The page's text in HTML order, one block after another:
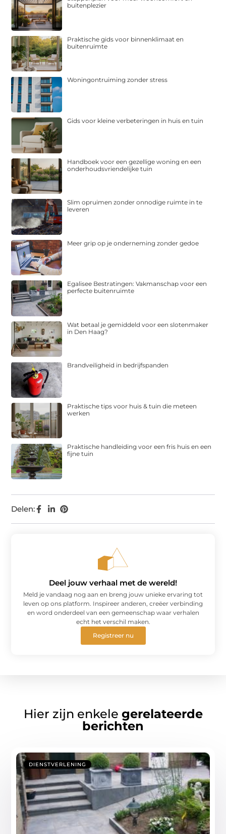
Delen:
buitenplezier
Praktische gids voor binnenklimaat en
buitenruimte
Woningontruiming zonder stress
Gids voor kleine verbeteringen in huis en tuin
Handboek voor een gezellige woning en een
onderhoudsvriendelijke tuin
Slim opruimen zonder onnodige ruimte in te
leveren
Meer grip op je onderneming zonder gedoe
Egalisee Bestratingen: Vakmanschap voor een
perfecte buitenruimte
Wat betaal je gemiddeld voor een slotenmaker
in Den Haag?
Brandveiligheid in bedrijfspanden
Praktische tips voor huis & tuin die meteen
werken
Praktische handleiding voor een fris huis en een
fijne tuin
Deel jouw verhaal met de wereld!
Meld je vandaag nog aan en breng jouw unieke ervaring tot
leven op ons platform. Inspireer anderen, creëer verbinding
en word onderdeel van een gemeenschap waar verhalen
echt het verschil maken.
Registreer nu
Hier zijn enkele gerelateerde
berichten
DIENSTVERLENING